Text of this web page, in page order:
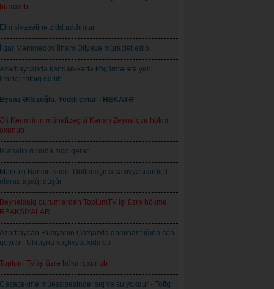
buraxılıb
Elm siyasətinə zidd addımlar
İlqar Məmmədov İlham Əliyevə müraciət edib
Azərbaycanda kartdan-karta köçürmələrə yeni
limitlər tətbiq edilib
Eyvaz Əlləzoğlu. Yeddi çinar - HEKAYƏ
Əli Kərimlinin mühafizəçisi Kənan Zeynalova hökm
oxunub
İslahatın ruhuna zidd qərar
Mərkəzi Bankın sədri: Dollarlaşma səviyyəsi ardıcıl
olaraq aşağı düşür
Beynəlxalq qurumlardan ToplumTV işi üzrə hökmə
REAKSİYALAR
Azərbaycan Rusiyanın Qafqazda dominantlığına son
qoyub - Ukrayna kəşfiyyat xidməti
Toplum TV işi üzrə hökm oxunub
Cəzaçəkmə müəssisəsində işıq və su yoxdur - Tofiq